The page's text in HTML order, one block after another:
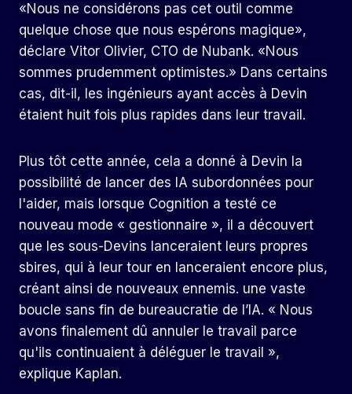
«Nous ne considérons pas cet outil comme
quelque chose que nous espérons magique»,
déclare Vitor Olivier, CTO de Nubank. «Nous
sommes prudemment optimistes.» Dans certains
cas, dit-il, les ingénieurs ayant accès à Devin
étaient huit fois plus rapides dans leur travail.
Plus tôt cette année, cela a donné à Devin la
possibilité de lancer des IA subordonnées pour
l'aider, mais lorsque Cognition a testé ce
nouveau mode « gestionnaire », il a découvert
que les sous-Devins lanceraient leurs propres
sbires, qui à leur tour en lanceraient encore plus,
créant ainsi de nouveaux ennemis. une vaste
boucle sans fin de bureaucratie de l’IA. « Nous
avons finalement dû annuler le travail parce
qu'ils continuaient à déléguer le travail »,
explique Kaplan.